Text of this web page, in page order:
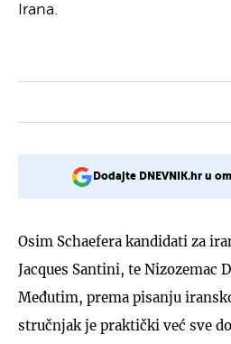
Irana.
Dodajte DNEVNIK.hr u
Osim Schaefera kandidati za
Jacques Santini, te Nizozemac
Međutim, prema pisanju
stručnjak je praktički već sve